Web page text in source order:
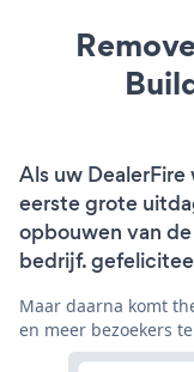
Als uw
eerste grote
opbouwen van
bedrijf.
Maar daarna komt
en meer bezoekers